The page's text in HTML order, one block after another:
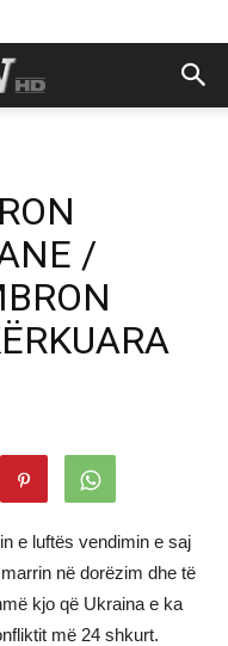
/
e luftës vendimin e saj
në dorëzim dhe të
kjo që Ukraina e ka
më 24 shkurt.